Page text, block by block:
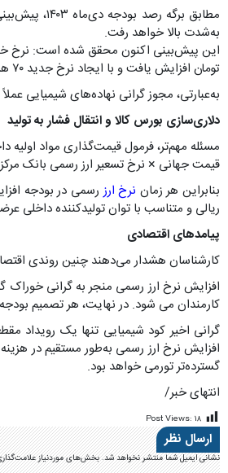
به‌شدت بالا خواهد رفت.
تومان افزایش یافت و با ایجاد نرخ جدید ۷۰ هزار تومانی تحت عنوان «ارز تجاری»، قیمت تمام‌شده تولید کود و سم داخلی جهش کرد.
به‌عبارتی، مجوز گرانی نهاده‌های شیمیایی
دلاری‌سازی بورس کالا و انتقال فشار به تولید
مسئله مهم‌تر، فرمول قیمت‌گذاری مواد اولیه
قیمت جهانی × نرخ تسعیر ارز رسمی بانک
بنابراین هر زمان نرخ ارز رسمی در بودجه
ریالی و متناسب با توان تولیدکننده
پیامدهای اقتصادی
کارشناسان هشدار می‌دهند چنین روندی
افزایش نرخ ارز رسمی منجر به گرانی خوراک
کارمندان می شود. در نهایت، هر تصمیم
گرانی اخیر کود شیمیایی تنها یک رویداد
افزایش نرخ ارز رسمی به‌طور مستقیم در
گسترده‌تر تورمی خواهد بود.
انتهای خبر/
Post Views: ۱۸
ارسال نظر
نشانی ایمیل شما منتشر نخواهد شد.بخش‌های موردنیاز